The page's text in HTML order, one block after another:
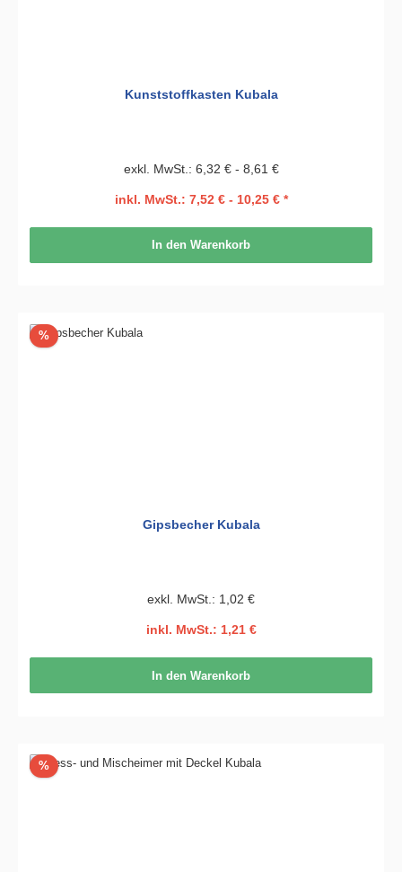
Kunststoffkasten Kubala
exkl. MwSt.: 6,32 € - 8,61 €
inkl. MwSt.: 7,52 € - 10,25 € *
In den Warenkorb
%Rabatt
Gipsbecher Kubala
exkl. MwSt.: 1,02 €
inkl. MwSt.: 1,21 €
In den Warenkorb
%Rabatt